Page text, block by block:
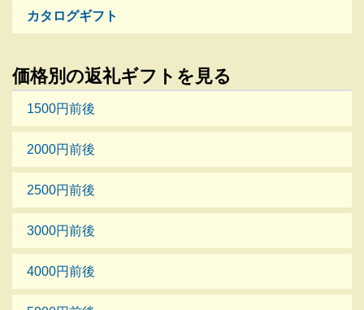
カタログギフト
価格別の返礼ギフトを見る
1500円前後
2000円前後
2500円前後
3000円前後
4000円前後